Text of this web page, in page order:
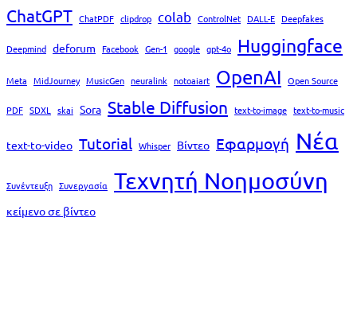
ChatGPT ChatPDF clipdrop colab ControlNet DALL-E Deepfakes
Deepmind deforum Facebook Gen-1 google gpt-4o Huggingface
Meta MidJourney MusicGen neuralink notoaiart OpenAI Open Source
PDF SDXL skai Sora Stable Diffusion text-to-image text-to-music
text-to-video Tutorial Whisper Βίντεο Εφαρμογή Νέα
Συνέντευξη Συνεργασία Τεχνητή Νοημοσύνη
κείμενο σε βίντεο